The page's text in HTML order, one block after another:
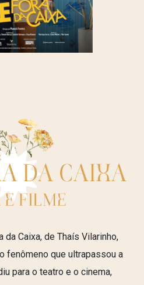
Caixa, de Thaís Vilarinho,
fenômeno que ultrapassou a
para o teatro e o cinema,